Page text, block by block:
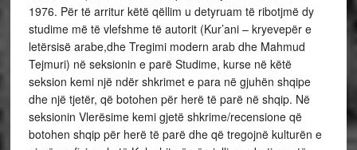
1976. Për të arritur këtë qëllim u detyruam të ribotjmë dy
studime më të vlefshme të autorit (Kur’ani – kryevepër e
letërsisë arabe,dhe Tregimi modern arab dhe Mahmud
Tejmuri) në seksionin e parë Studime, kurse në këtë
seksion kemi një ndër shkrimet e para në gjuhën shqipe
dhe një tjetër, që botohen për herë të parë në shqip. Në
seksionin Vlerësime kemi gjetë shkrime/recensione që
botohen shqip për herë të parë dhe që tregojnë kulturën e